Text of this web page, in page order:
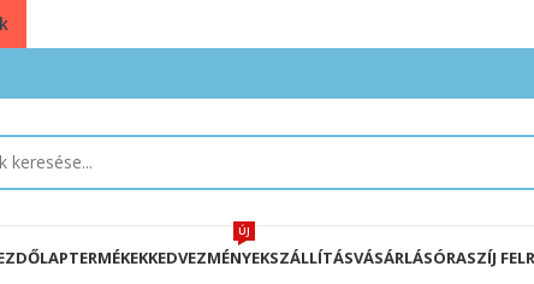
TERMÉKEKKEDVEZMÉNYEK
ÚJ
SZÁLLÍTÁSVÁSÁRLÁSÓRASZÍJ